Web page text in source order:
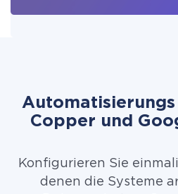
Copper und
Konfigurieren Sie
denen die Systeme